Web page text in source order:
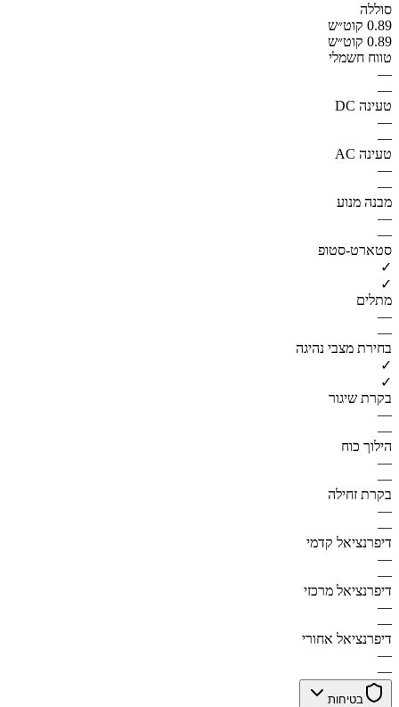
סוללה
0.89 קוט״ש
0.89 קוט״ש
טווח חשמלי
—
—
טעינה DC
—
—
טעינה AC
—
—
מבנה מנוע
—
—
סטארט-סטופ
✓
✓
מתלים
—
—
בחירת מצבי נהיגה
✓
✓
בקרת שיגור
—
—
הילוך כוח
—
—
בקרת זחילה
—
—
דיפרנציאל קדמי
—
—
דיפרנציאל מרכזי
—
—
דיפרנציאל אחורי
—
—
בטיחות